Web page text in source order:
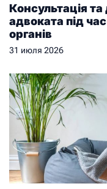
Консультація
адвоката під
органів
31 июля 2026